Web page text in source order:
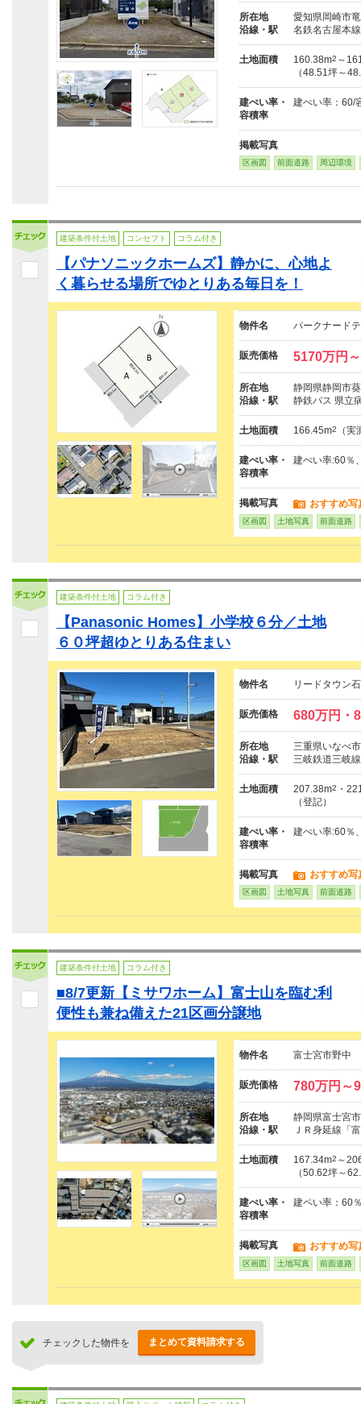
所在地
愛知県岡崎市
沿線・駅
名鉄名古屋本
土地面積 160.38m2 ～
（48.51坪～
建ぺい率・
容積率
建ぺい率：60/
掲載写真
区画図 前面道路 周辺環境
建築条件付土地 コンセプト コラム付き
【パナソニックホームズ】静かに、心地よ
く暮らせる場所でゆとりある毎日を！
物件名 パークナード
販売価格 5170万円
所在地
静岡県静岡市
沿線・駅
静鉄バス 県立
土地面積 166.45m2 （実
建ぺい率・
容積率
建ぺい率:60％
掲載写真 おすすめ写
区画図 土地写真 前面道路
建築条件付土地 コラム付き
【Panasonic Homes】小学校６分／土地
６０坪超ゆとりある住まい
物件名 リードタウン
販売価格 680万円・
所在地
三重県いなべ
沿線・駅
三岐鉄道三岐
土地面積 207.38m2 ・
（登記）
建ぺい率・
容積率
建ぺい率:60％
掲載写真 おすすめ写
区画図 土地写真 前面道路
建築条件付土地 コラム付き
■8/7更新【ミサワホーム】富士山を臨む利
便性も兼ね備えた21区画分譲地
物件名 富士宮市野中
販売価格 780万円～
所在地
静岡県富士宮
沿線・駅
ＪＲ身延線「
土地面積 167.34m2 ～
（50.62坪～
建ぺい率・
容積率
建ペい率：60
掲載写真 おすすめ写
区画図 土地写真 前面道路
チェックした物件を まとめて資料請求する